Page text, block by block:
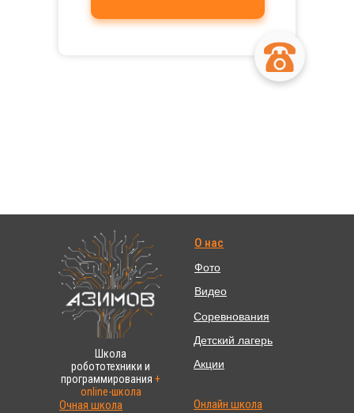
Школа
робототехники и
программирования +
online-школа
Очная школа Онлайн школа
О нас
Соревнования
Детский лагерь
Акции
Фото
Видео